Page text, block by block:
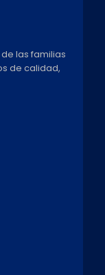
las familias
de calidad,